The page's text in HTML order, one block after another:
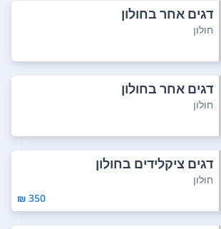
דגים אחר בחולון
חולון
דגים אחר בחולון
חולון
דגים ציקלידים בחולון
חולון
350 ₪